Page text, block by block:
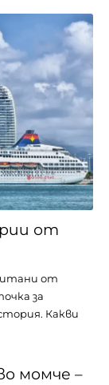
от
от
за
Какви
момче –